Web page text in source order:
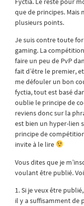
que de principes. Mais
plusieurs points.
Je suis contre toute
gaming. La
faire un peu de PvP
fait d’être le premier,
me défouler un bon
fyctia, tout est basé
oublie le principe de
reviens donc sur la
est bien un hyper-lien
principe de
invite à le lire
Vous dites que je
voulant être publié.
1. Si je veux être
il y a suffisamment de